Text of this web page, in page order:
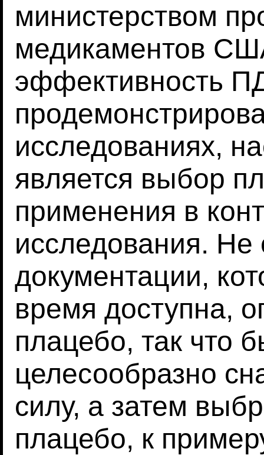
министерством
медикаментов
эффективность
исследованиях,
является выбор
применения в
исследования. Не
документации,
время доступна,
плацебо, так что
целесообразно
силу, а затем
плацебо, к